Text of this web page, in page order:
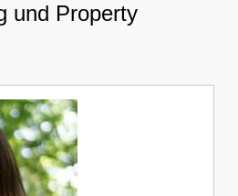
und Property